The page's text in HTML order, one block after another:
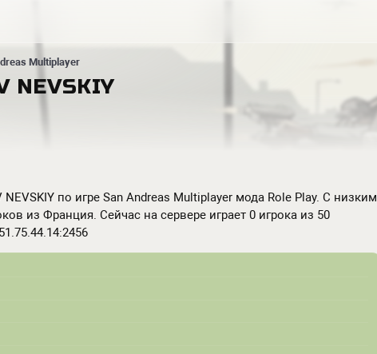
Multiplayer
NEVSKIY
NEVSKIY по игре San Andreas Multiplayer мода Role Play. С низким
из Франция. Сейчас на сервере играет 0 игрока из 50